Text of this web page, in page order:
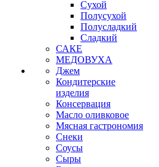
Сухой
Полусухой
Полусладкий
Сладкий
САКЕ
МЕДОВУХА
Джем
Кондитерские
изделия
Консервация
Масло оливковое
Мясная гастрономия
Снеки
Соусы
Сыры